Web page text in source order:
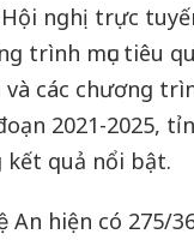
nghị trực
trình mục tiêu
các chương
2021-2025,
kết quả nổi bật.
An hiện có 275/